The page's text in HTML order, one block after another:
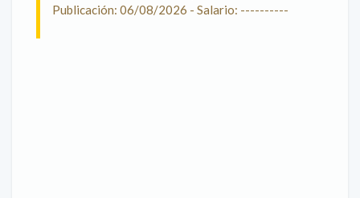
Publicación: 06/08/2026 - Salario: ----------